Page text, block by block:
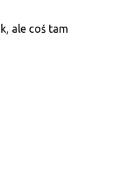
ale coś tam